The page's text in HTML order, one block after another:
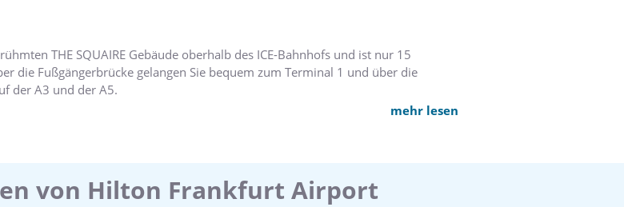
THE SQUAIRE Gebäude oberhalb des ICE-Bahnhofs und ist nur 15
die Fußgängerbrücke gelangen Sie bequem zum Terminal 1 und über die
der A3 und der A5.
Frankfurts bzw. des Rhein-Main-Gebiets erkunden, die Messemehr lesen
von Hilton Frankfurt Airport